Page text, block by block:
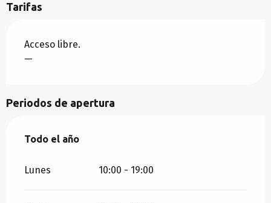
Tarifas
Acceso libre.
—
Periodos de apertura
Todo el año
Todo el año
Lunes 10:00 - 19:00